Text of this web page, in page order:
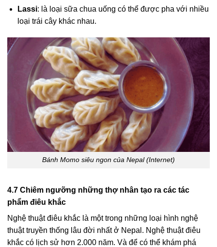
Lassi: là loại sữa chua uống có thể được pha với nhiều
loại trái cây khác nhau.
Bánh Momo siêu ngon của Nepal (Internet)
4.7 Chiêm ngưỡng những thợ nhân tạo ra các tác
phẩm điêu khắc
Nghệ thuật điêu khắc là một trong những loại hình nghệ
thuật truyền thống lâu đời nhất ở Nepal. Nghệ thuật điêu
khắc có lịch sử hơn 2.000 năm. Và để có thể khám phá